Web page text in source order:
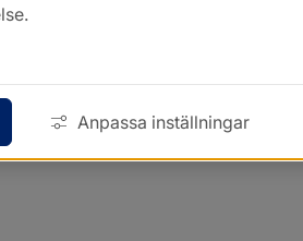
Anpassa inställningar